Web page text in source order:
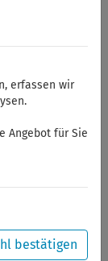
auch wir
erfassen wir
Angebot für Sie
bestätigen